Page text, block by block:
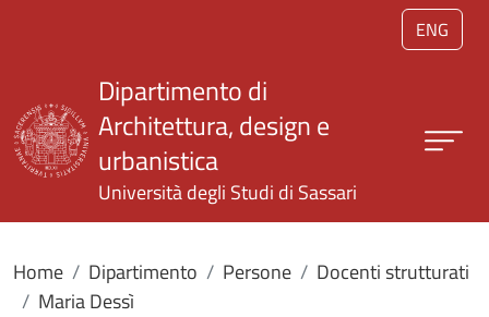
Salta al contenuto principale
ENG
Dipartimento di
Architettura, design e
urbanistica
Università degli Studi di Sassari
Home Dipartimento Persone
Docenti strutturati
Maria Dessì